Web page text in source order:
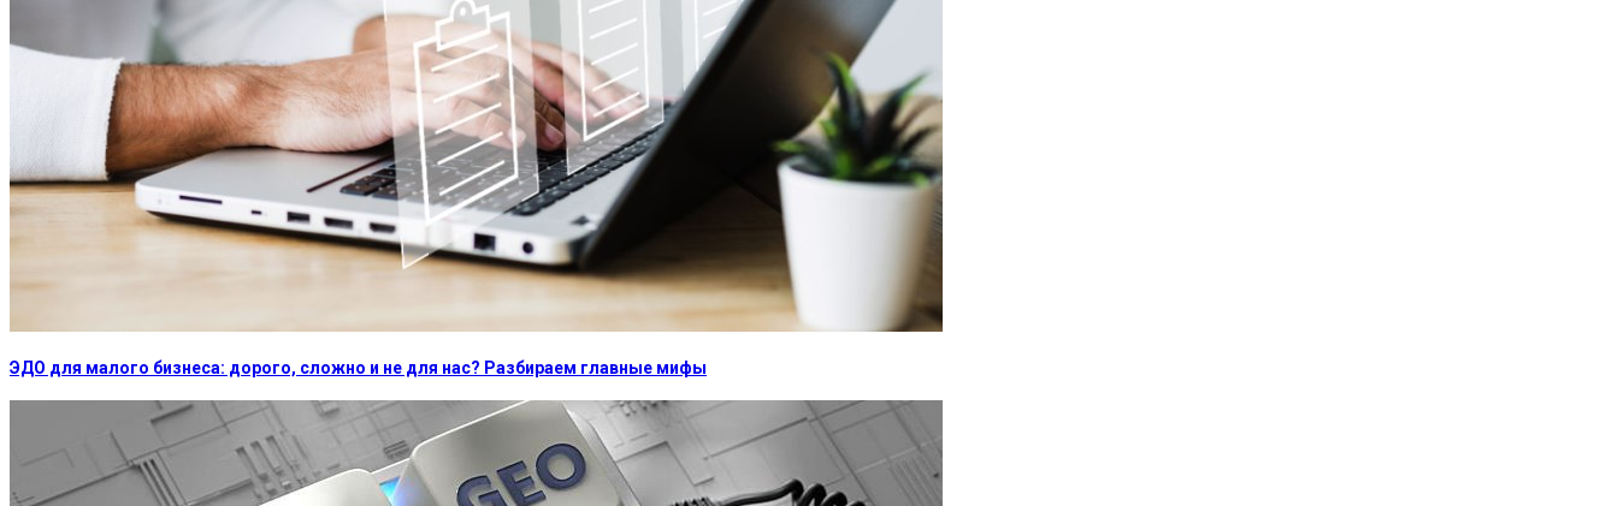
ЭДО для малого бизнеса: дорого, сложно и не для нас? Разбираем главные мифы